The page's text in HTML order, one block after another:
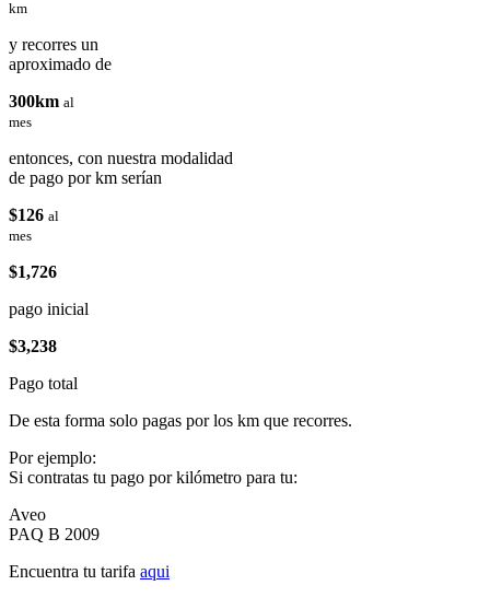
km
y recorres un
aproximado de
300km al
mes
entonces, con nuestra modalidad
de pago por km serían
$126 al
mes
$1,726
pago inicial
$3,238
Pago total
De esta forma solo pagas por los km que recorres.
Por ejemplo:
Si contratas tu pago por kilómetro para tu:
Aveo
PAQ B 2009
Encuentra tu tarifa aqui